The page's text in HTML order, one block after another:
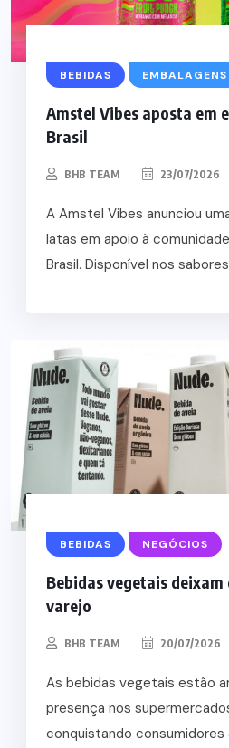
BEBIDAS EMBALAGENS
Amstel Vibes aposta em
Brasil
BHB TEAM 23/07/2026
A Amstel Vibes anunciou
latas em apoio à
Brasil. Disponível nos
BEBIDAS NEGÓCIOS
Bebidas vegetais deixam
varejo
BHB TEAM 20/07/2026
As bebidas vegetais estão
presença nos
conquistando consumidores